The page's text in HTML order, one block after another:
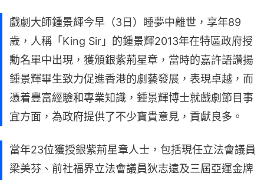
戲劇大師鍾景輝今早（3日）睡夢中離世，享年89
歲，人稱「King Sir」的鍾景輝2013年在特區政府授
勳名單中出現，獲頒銀紫荊星章，當時的嘉許語讚揚
鍾景輝畢生致力促進香港的劇藝發展，表現卓越，而
憑着豐富經驗和專業知識，鍾景輝博士就戲劇節目事
宜方面，為政府提供了不少寶貴意見，貢獻良多。
當年23位獲授銀紫荊星章人士，包括現任立法會議員
梁美芬、前社福界立法會議員狄志遠及三屆亞運金牌